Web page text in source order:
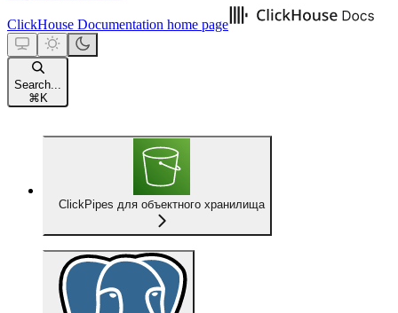
ClickHouse Documentation home page
Search...
⌘ K
ClickPipes для объектного хранилища